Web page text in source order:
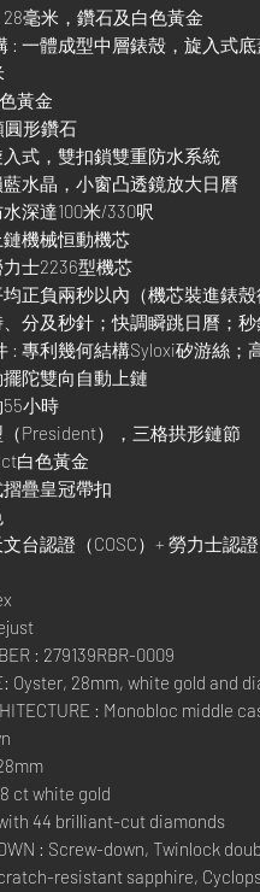
毫米，鑽石及白色黃金
: 一體成型中層錶殼，旋入式
黃金
圓形鑽石
入式，雙扣鎖雙重防水系統
水晶，小窗凸透鏡放大日曆
深達100米/330呎
機械恒動機芯
士2236型機芯
正負兩秒以內（機芯裝進錶殼
分及秒針；快調瞬跳日曆；
: 專利幾何結構Syloxi矽游絲；
擺陀雙向自動上鏈
小時
President），三格拱形鏈節
白色黃金
疊皇冠帶扣
台認證（COSC）+ 勞力士認
: 279139RBR-0009
Oyster, 28mm, white gold and
: Monobloc middle
ct white gold
44 brilliant-cut diamonds
: Screw-down, Twinlock
resistant sapphire,